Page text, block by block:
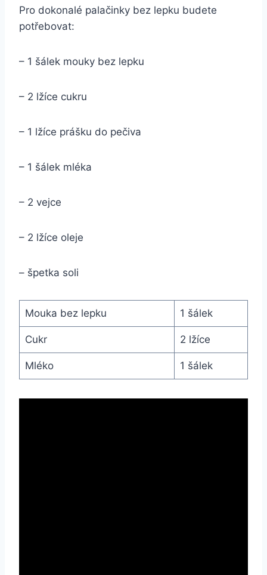
Pro dokonalé palačinky bez lepku budete
potřebovat:
– 1 šálek mouky bez lepku
– 2 lžíce cukru
– 1 lžíce prášku do pečiva
– 1 šálek mléka
– 2 vejce
– 2 lžíce oleje
– špetka soli
Mouka bez lepku 1 šálek
Cukr 2 lžíce
Mléko 1 šálek